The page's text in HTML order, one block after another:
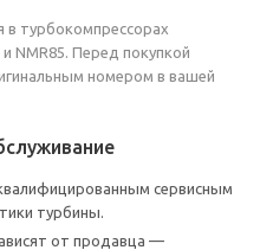
в турбокомпрессорах
NMR85. Перед покупкой
номером в вашей
сервисным
турбины.
от продавца —